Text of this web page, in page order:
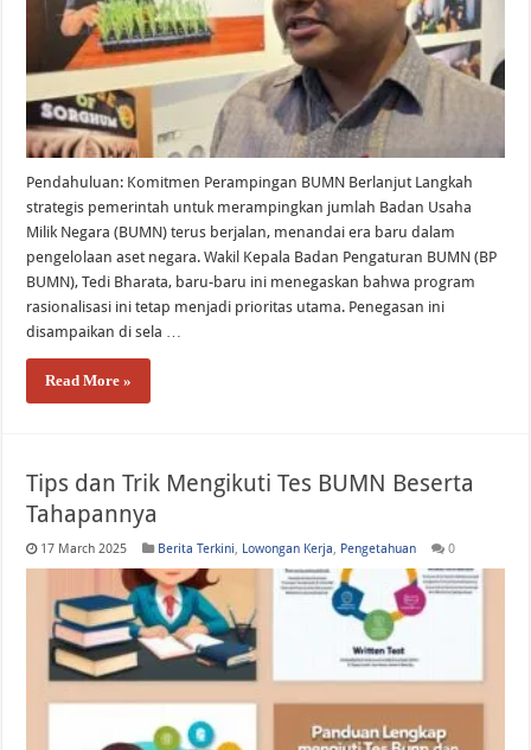
WWDC 2026 Bikin Heboh! Siri AI dan Fitur Pintar Terbaru iPhone yang Siap
Pendahuluan: Komitmen Perampingan BUMN Berlanjut Langkah
strategis pemerintah untuk merampingkan jumlah Badan Usaha
Milik Negara (BUMN) terus berjalan, menandai era baru dalam
pengelolaan aset negara. Wakil Kepala Badan Pengaturan BUMN (BP
BUMN), Tedi Bharata, baru-baru ini menegaskan bahwa program
rasionalisasi ini tetap menjadi prioritas utama. Penegasan ini
disampaikan di sela …
Read More »
Tips dan Trik Mengikuti Tes BUMN Beserta
Tahapannya
17 March 2025 Berita Terkini, Lowongan Kerja, Pengetahuan 0